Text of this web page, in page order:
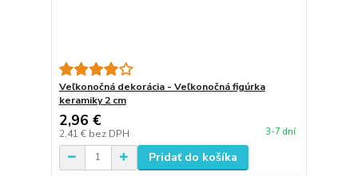
Veľkonočná dekorácia - Veľkonočná figúrka
keramiky 2 cm
2,96 €
2,41 € bez DPH 3-7 dní
Pridať do košíka